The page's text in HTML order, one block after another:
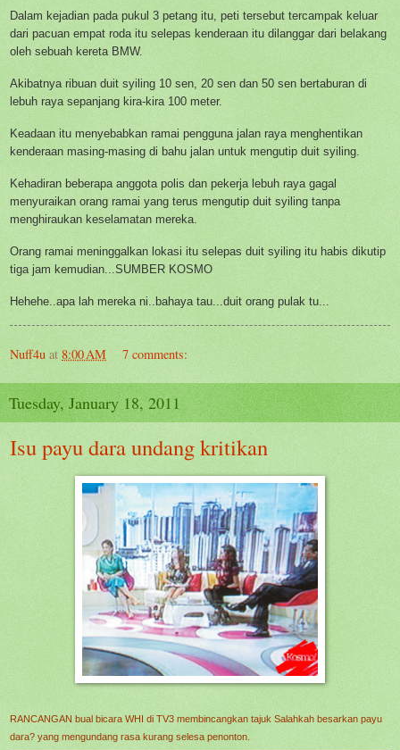
Dalam kejadian pada pukul 3 petang itu, peti tersebut tercampak keluar
dari pacuan empat roda itu selepas kenderaan itu dilanggar dari belakang
oleh sebuah kereta BMW.
Akibatnya ribuan duit syiling 10 sen, 20 sen dan 50 sen bertaburan di
lebuh raya sepanjang kira-kira 100 meter.
Keadaan itu menyebabkan ramai pengguna jalan raya menghentikan
kenderaan masing-masing di bahu jalan untuk mengutip duit syiling.
Kehadiran beberapa anggota polis dan pekerja lebuh raya gagal
menyuraikan orang ramai yang terus mengutip duit syiling tanpa
menghiraukan keselamatan mereka.
Orang ramai meninggalkan lokasi itu selepas duit syiling itu habis dikutip
tiga jam kemudian...SUMBER KOSMO
Hehehe..apa lah mereka ni..bahaya tau...duit orang pulak tu...
Nuff4u at 8:00 AM 7 comments:
Tuesday, January 18, 2011
Isu payu dara undang kritikan
RANCANGAN bual bicara WHI di TV3 membincangkan tajuk Salahkah besarkan payu
dara? yang mengundang rasa kurang selesa penonton.